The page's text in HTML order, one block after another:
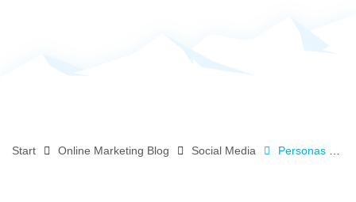
Start Online Marketing Blog Social Media Personas bauen – eine Anleitung